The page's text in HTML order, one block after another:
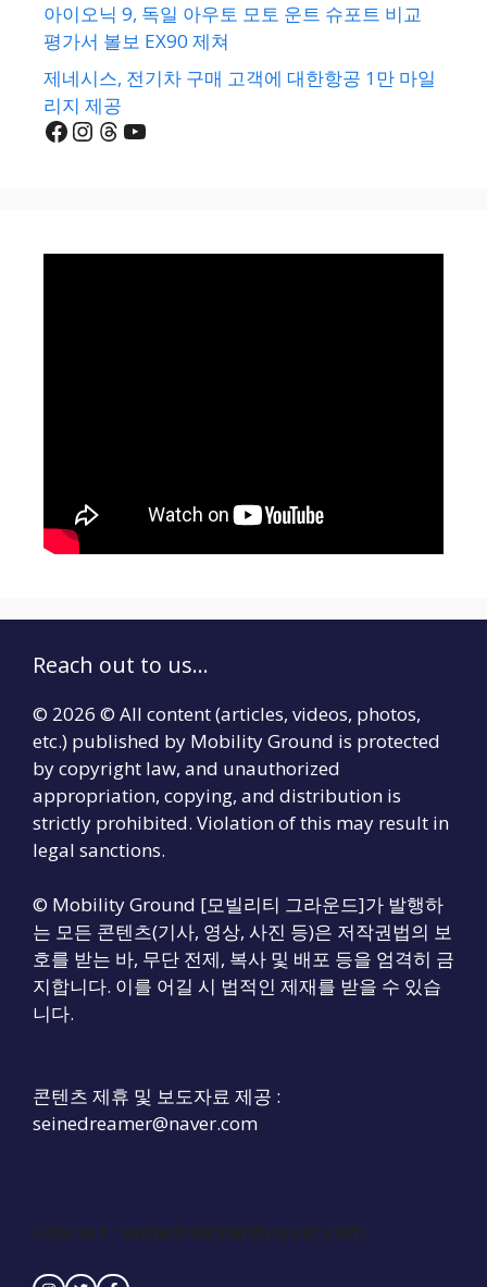
아이오닉 9, 독일 아우토 모토 운트 슈포트 비교
평가서 볼보 EX90 제쳐
제네시스, 전기차 구매 고객에 대한항공 1만 마일
리지 제공
Facebook
Instagram
Threads
YouTube
Reach out to us...
© 2026 © All content (articles, videos, photos,
etc.) published by Mobility Ground is protected
by copyright law, and unauthorized
appropriation, copying, and distribution is
strictly prohibited. Violation of this may result in
legal sanctions.
© Mobility Ground [모빌리티 그라운드]가 발행하
는 모든 콘텐츠(기사, 영상, 사진 등)은 저작권법의 보
호를 받는 바, 무단 전제, 복사 및 배포 등을 엄격히 금
지합니다. 이를 어길 시 법적인 제재를 받을 수 있습
니다.
콘텐츠 제휴 및 보도자료 제공 :
seinedreamer@naver.com
Contact : seinedreamer@naver.com